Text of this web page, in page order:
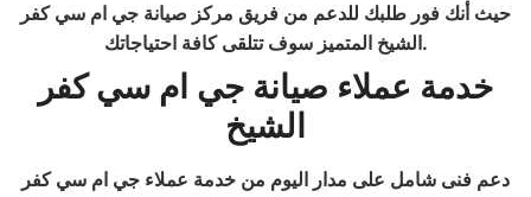
حيث أنك فور طلبك للدعم من فريق مركز صيانة جي ام سي كفر
الشيخ المتميز سوف تتلقى كافة احتياجاتك.
خدمة عملاء صيانة جي ام سيكفر
الشيخ
دعم فنى شامل على مدار اليوم من خدمة عملاء جي ام سي كفر